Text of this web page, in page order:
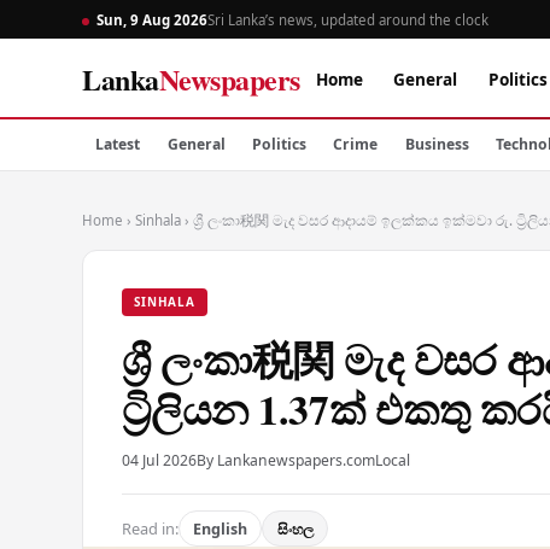
Sun, 9 Aug 2026Sri Lanka’s news, updated around the clock
LankaNewspapers Home General Politics
Latest General Politics Crime Business
Home › Sinhala › ශ්‍රී ලංකා税関 මැද වසර ආදායම් ඉලක්කය ඉක්මවා රු.
SINHALA
ශ්‍රී ලංකා税関 මැද
ට්‍රිලියන 1.37ක් එකතු
04 Jul 2026By Lankanewspapers.comLocal
Read in: English සිංහල